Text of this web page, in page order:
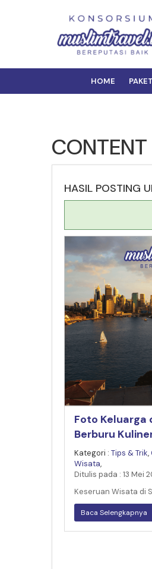
HOME
CONTENT
HASIL POSTING
Foto Keluarga
Berburu
di Sydney
Kategori : Tips & Trik,
Wisata,
Ditulis pada : 13 Mei
Keseruan Wisata di
Baca Selengkapnya